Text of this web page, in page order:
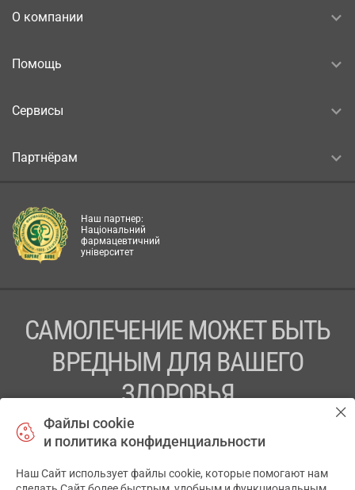
О компании
Помощь
Сервисы
Партнёрам
Наш партнер:
Національний
фармацевтичний
університет
САМОЛЕЧЕНИЕ МОЖЕТ БЫТЬ
ВРЕДНЫМ ДЛЯ ВАШЕГО
ЗДОРОВЬЯ
ПЕРЕД ПРИМЕНЕНИЕМ ПРЕПАРАТА
ПРОКОНСУЛЬТИРУЙТЕСЬ С ВРАЧОМ
ТОВ «АПТЕКА 911.ЮА» Код ЄДРПОУ 43631965.
Файлы cookie
и политика конфиденциальности
Наш Сайт использует файлы cookie, которые помогают нам
✕